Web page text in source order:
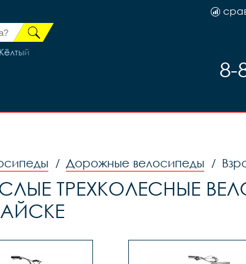
8-
/ Дорожные велосипеды /
ТРЕХКОЛЕСНЫЕ